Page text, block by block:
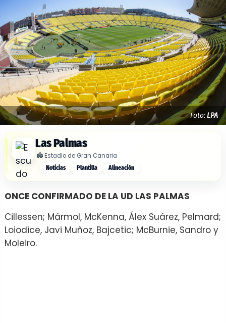
Foto:LPA
Las Palmas
🏟️Estadio de Gran Canaria
Noticias Plantilla Alineación
ONCE CONFIRMADO DE LA UD LAS PALMAS
Cillessen; Mármol, McKenna, Álex Suárez, Pelmard;
Loiodice, Javi Muñoz, Bajcetic; McBurnie, Sandro y
Moleiro.